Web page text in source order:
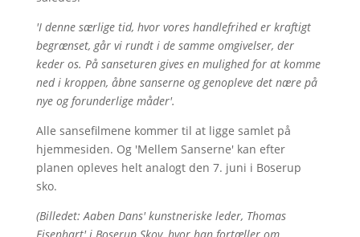
'I denne særlige tid, hvor vores handlefrihed er kraftigt
begrænset, går vi rundt i de samme omgivelser, der
keder os. På sanseturen gives en mulighed for at komme
ned i kroppen, åbne sanserne og genopleve det nære på
nye og forunderlige måder'.
Alle sansefilmene kommer til at ligge samlet på
hjemmesiden. Og 'Mellem Sanserne' kan efter
planen opleves helt analogt den 7. juni i Boserup
sko.
(Billedet: Aaben Dans' kunstneriske leder, Thomas